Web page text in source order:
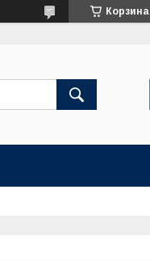
Корзина